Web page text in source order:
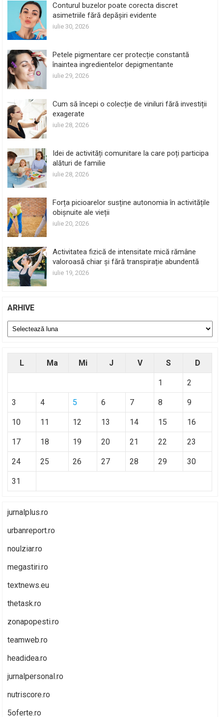
Conturul buzelor poate corecta discret
asimetriile fără depășiri evidente
iulie 30, 2026
Petele pigmentare cer protecție constantă
înaintea ingredientelor depigmentante
iulie 29, 2026
Cum să începi o colecție de viniluri fără investiții
exagerate
iulie 28, 2026
Idei de activități comunitare la care poți participa
alături de familie
iulie 28, 2026
Forța picioarelor susține autonomia în activitățile
obișnuite ale vieții
iulie 20, 2026
Activitatea fizică de intensitate mică rămâne
valoroasă chiar și fără transpirație abundentă
iulie 19, 2026
ARHIVE
Arhive
L Ma Mi J V S D
1 2
3 4 5 6 7 8 9
10 11 12 13 14 15 16
17 18 19 20 21 22 23
24 25 26 27 28 29 30
31
jurnalplus.ro
urbanreport.ro
noulziar.ro
megastiri.ro
textnews.eu
thetask.ro
zonapopesti.ro
teamweb.ro
headidea.ro
jurnalpersonal.ro
nutriscore.ro
5oferte.ro